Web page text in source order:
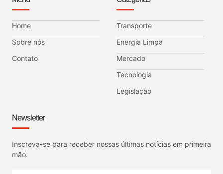
Home
Sobre nós
Contato
Transporte
Energia Limpa
Mercado
Tecnologia
Legislação
Newsletter
Inscreva-se para receber nossas últimas notícias em primeira
mão.